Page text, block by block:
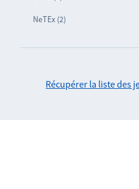
NeTEx (2)
Récupérer la liste des